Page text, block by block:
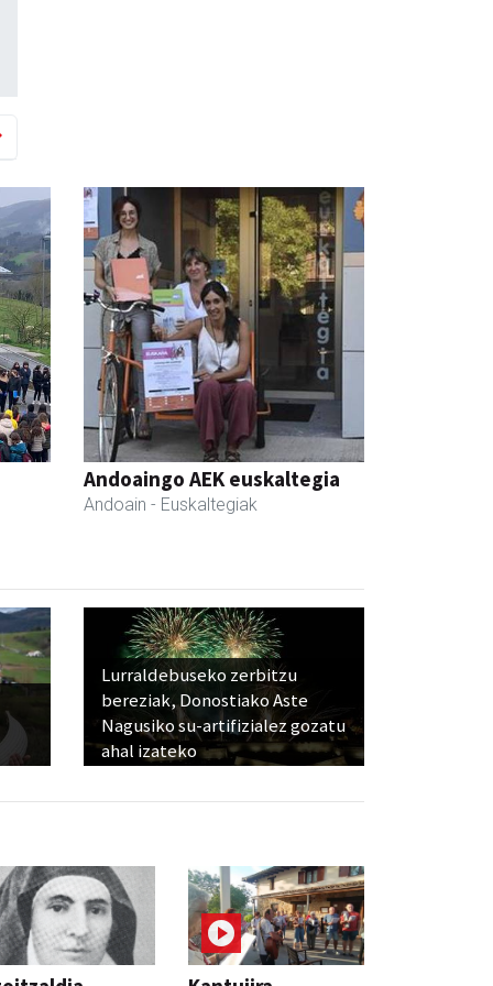
Andoaingo AEK euskaltegia
Andoain - Euskaltegiak
Lurraldebuseko zerbitzu
bereziak, Donostiako Aste
Nagusiko su-artifizialez gozatu
ahal izateko